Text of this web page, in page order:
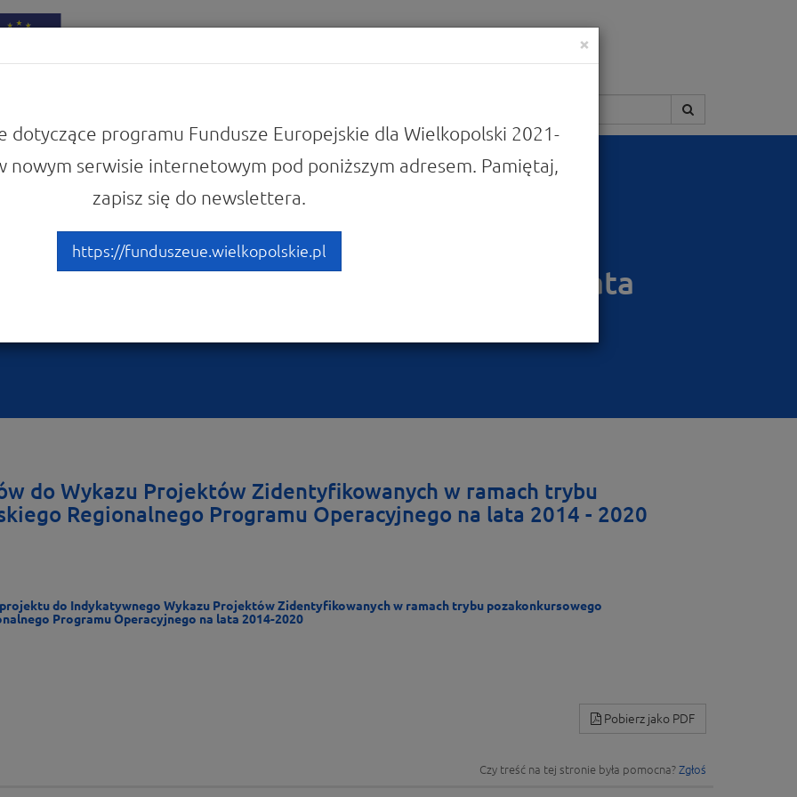
się z prawem i dokumentami
projektów do Wykazu Projektów
trybu pozakonkursowego
Programu Operacyjnego na lata
do Wykazu Projektów Zidentyfikowanych w ramach trybu
Regionalnego Programu Operacyjnego na lata 2014 - 2020
do Indykatywnego Wykazu Projektów Zidentyfikowanych w ramach trybu pozakonkursowego
Programu Operacyjnego na lata 2014-2020
Pobierz jako PDF
Czy treść na tej stronie była pomocna? Zgłoś
×
dotyczące programu Fundusze Europejskie dla Wielkopolski 2021-
nowym serwisie internetowym pod poniższym adresem. Pamiętaj,
zapisz się do newslettera.
https://funduszeue.wielkopolskie.pl